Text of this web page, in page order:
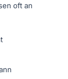
oft an